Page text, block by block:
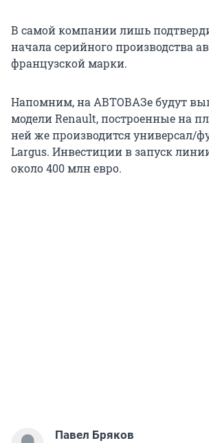
В самой компании лишь
начала серийного производства
французской марки.
Напомним, на АВТОВАЗе будут
модели Renault, построенные на
ней же производится универсал/
Largus. Инвестиции в запуск
около 400 млн евро.
Павел Бряков